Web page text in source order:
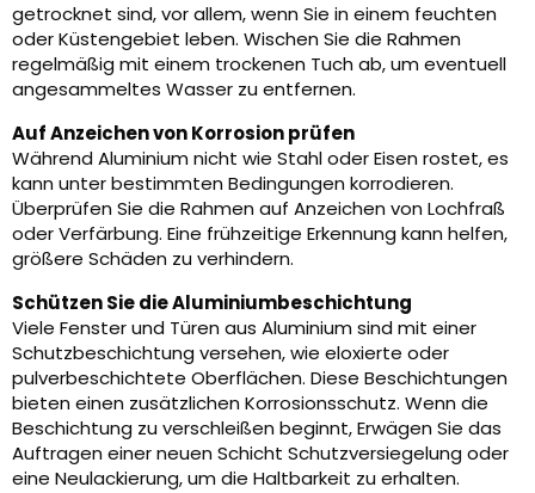
getrocknet sind, vor allem, wenn Sie in einem feuchten
oder Küstengebiet leben. Wischen Sie die Rahmen
regelmäßig mit einem trockenen Tuch ab, um eventuell
angesammeltes Wasser zu entfernen.
Auf Anzeichen von Korrosion prüfen
Während Aluminium nicht wie Stahl oder Eisen rostet, es
kann unter bestimmten Bedingungen korrodieren.
Überprüfen Sie die Rahmen auf Anzeichen von Lochfraß
oder Verfärbung. Eine frühzeitige Erkennung kann helfen,
größere Schäden zu verhindern.
Schützen Sie die Aluminiumbeschichtung
Viele Fenster und Türen aus Aluminium sind mit einer
Schutzbeschichtung versehen, wie eloxierte oder
pulverbeschichtete Oberflächen. Diese Beschichtungen
bieten einen zusätzlichen Korrosionsschutz. Wenn die
Beschichtung zu verschleißen beginnt, Erwägen Sie das
Auftragen einer neuen Schicht Schutzversiegelung oder
eine Neulackierung, um die Haltbarkeit zu erhalten.